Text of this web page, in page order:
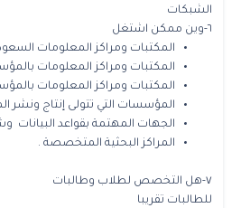
الشبكات
٦-وين ممكن اشتغل
المكتبات ومراكز المعلومات
المكتبات ومراكز المعلومات
المكتبات ومراكز المعلومات
المؤسسات التي تتولى إنتاج ونشر
الجهات المهتمة بقواعد البيانات
المراكز البحثية المتخصصة .
٧-هل التخصص لطلاب وطالبات
للطالبات تقريبا